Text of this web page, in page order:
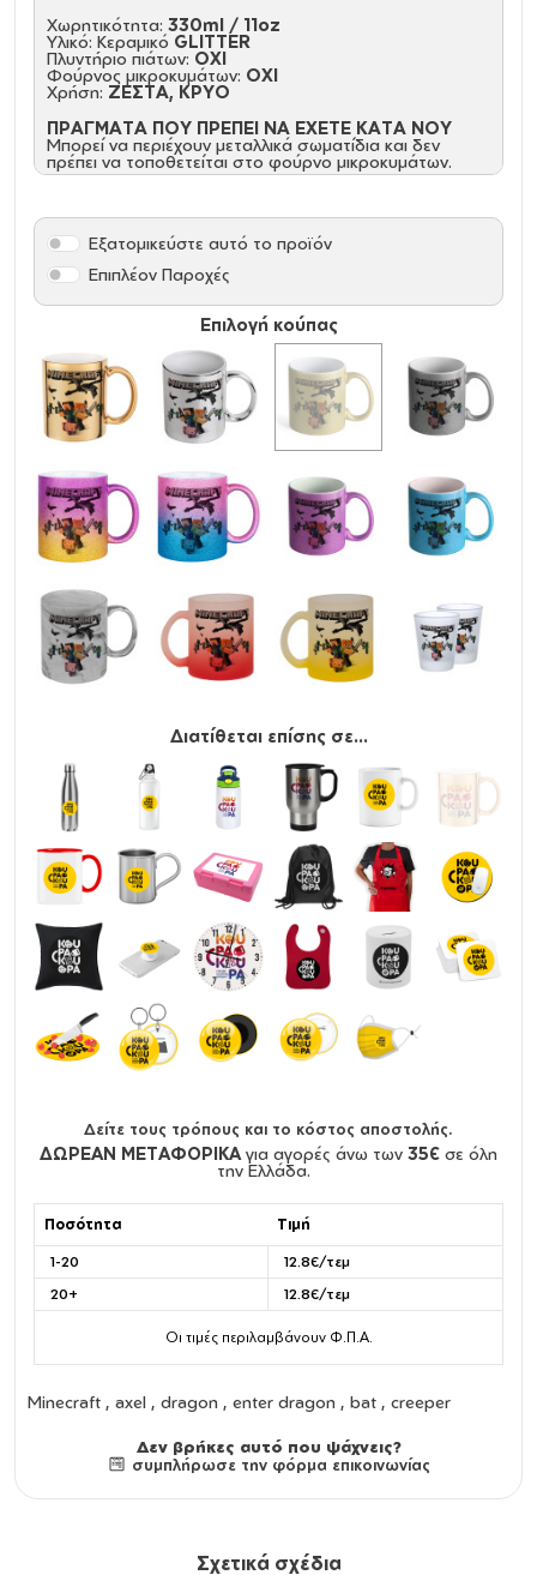
Χωρητικότητα: 330ml / 11oz
Υλικό: Κεραμικό GLITTER
Πλυντήριο πιάτων: ΟΧΙ
Φούρνος μικροκυμάτων: ΟΧΙ
Χρήση: ΖΕΣΤΑ, ΚΡΥΟ
ΠΡΑΓΜΑΤΑ ΠΟΥ ΠΡΕΠΕΙ ΝΑ ΕΧΕΤΕ ΚΑΤΑ ΝΟΥ
Μπορεί να περιέχουν μεταλλικά σωματίδια και δεν
πρέπει να τοποθετείται στο φούρνο μικροκυμάτων.
Επιλογή κούπας
Εξατομικεύστε αυτό το προϊόν
Επιπλέον Παροχές
Διατίθεται επίσης σε...
Δείτε τους τρόπους και το κόστος αποστολής.
ΔΩΡΕΑΝ ΜΕΤΑΦΟΡΙΚΑ για αγορές άνω των 35€ σε όλη
την Ελλάδα.
Ποσότητα Τιμή
1-20
12.8€/τεμ
20+
12.8€/τεμ
Οι τιμές περιλαμβάνουν Φ.Π.Α.
Minecraft , axel , dragon , enter dragon , bat , creeper
Δεν βρήκες αυτό που ψάχνεις?
συμπλήρωσε την φόρμα επικοινωνίας
Σχετικά σχέδια